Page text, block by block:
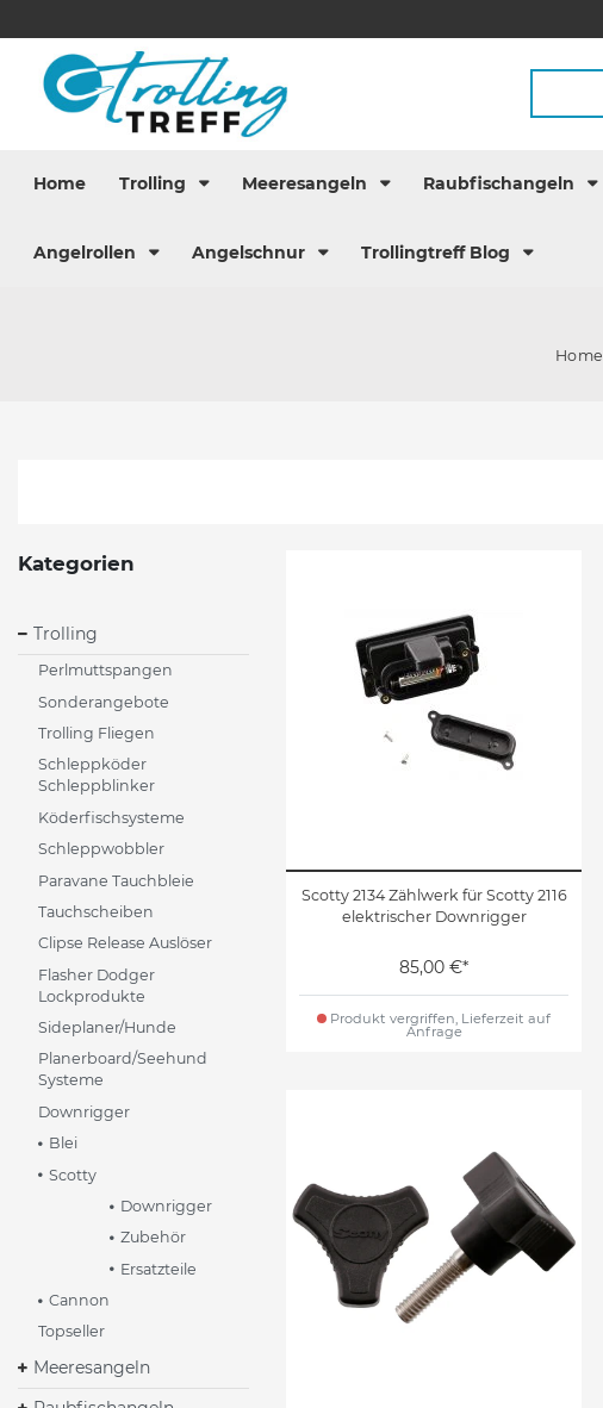
Home Trolling Meeresangeln Raubfischangeln
Angelrollen Angelschnur Trollingtreff Blog
Home
Kategorien
Trolling
Perlmuttspangen
Sonderangebote
Trolling Fliegen
Schleppköder
Schleppblinker
Köderfischsysteme
Schleppwobbler
Paravane Tauchbleie
Tauchscheiben
Clipse Release Auslöser
Flasher Dodger
Lockprodukte
Sideplaner/Hunde
Planerboard/Seehund
Systeme
Downrigger
Blei
Scotty
Downrigger
Zubehör
Ersatzteile
Cannon
Topseller
Meeresangeln
Scotty 2134 Zählwerk für Scotty 2116
elektrischer Downrigger
85,00 €*
Produkt vergriffen, Lieferzeit auf
Anfrage